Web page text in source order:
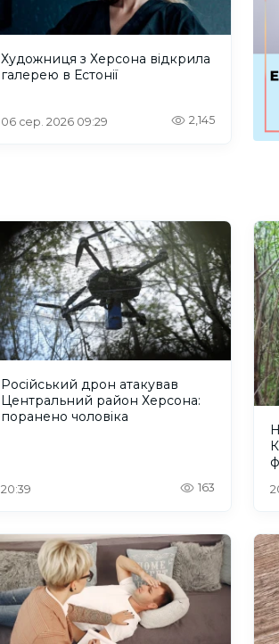
Художниця з Херсона відкрила
галерею в Естонії
06 сер. 2026 09:29 2,145
Російський дрон атакував
Центральний район Херсона:
поранено чоловіка
20:39 163